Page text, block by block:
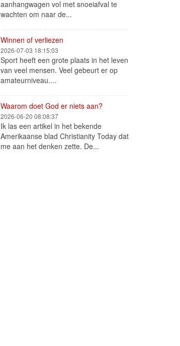
aanhangwagen vol met snoeiafval te
wachten om naar de...
Winnen of verliezen
2026-07-03 18:15:03
Sport heeft een grote plaats in het leven
van veel mensen. Veel gebeurt er op
amateurniveau....
Waarom doet God er niets aan?
2026-06-20 08:08:37
Ik las een artikel in het bekende
Amerikaanse blad Christianity Today dat
me aan het denken zette. De...